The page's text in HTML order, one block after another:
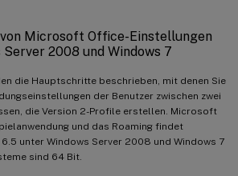
Microsoft Office-Einstellungen
Server 2008 und Windows 7
die Hauptschritte beschrieben, mit denen Sie
der Benutzer zwischen zwei
die Version 2-Profile erstellen. Microsoft
und das Roaming findet
unter Windows Server 2008 und Windows 7
sind 64 Bit.